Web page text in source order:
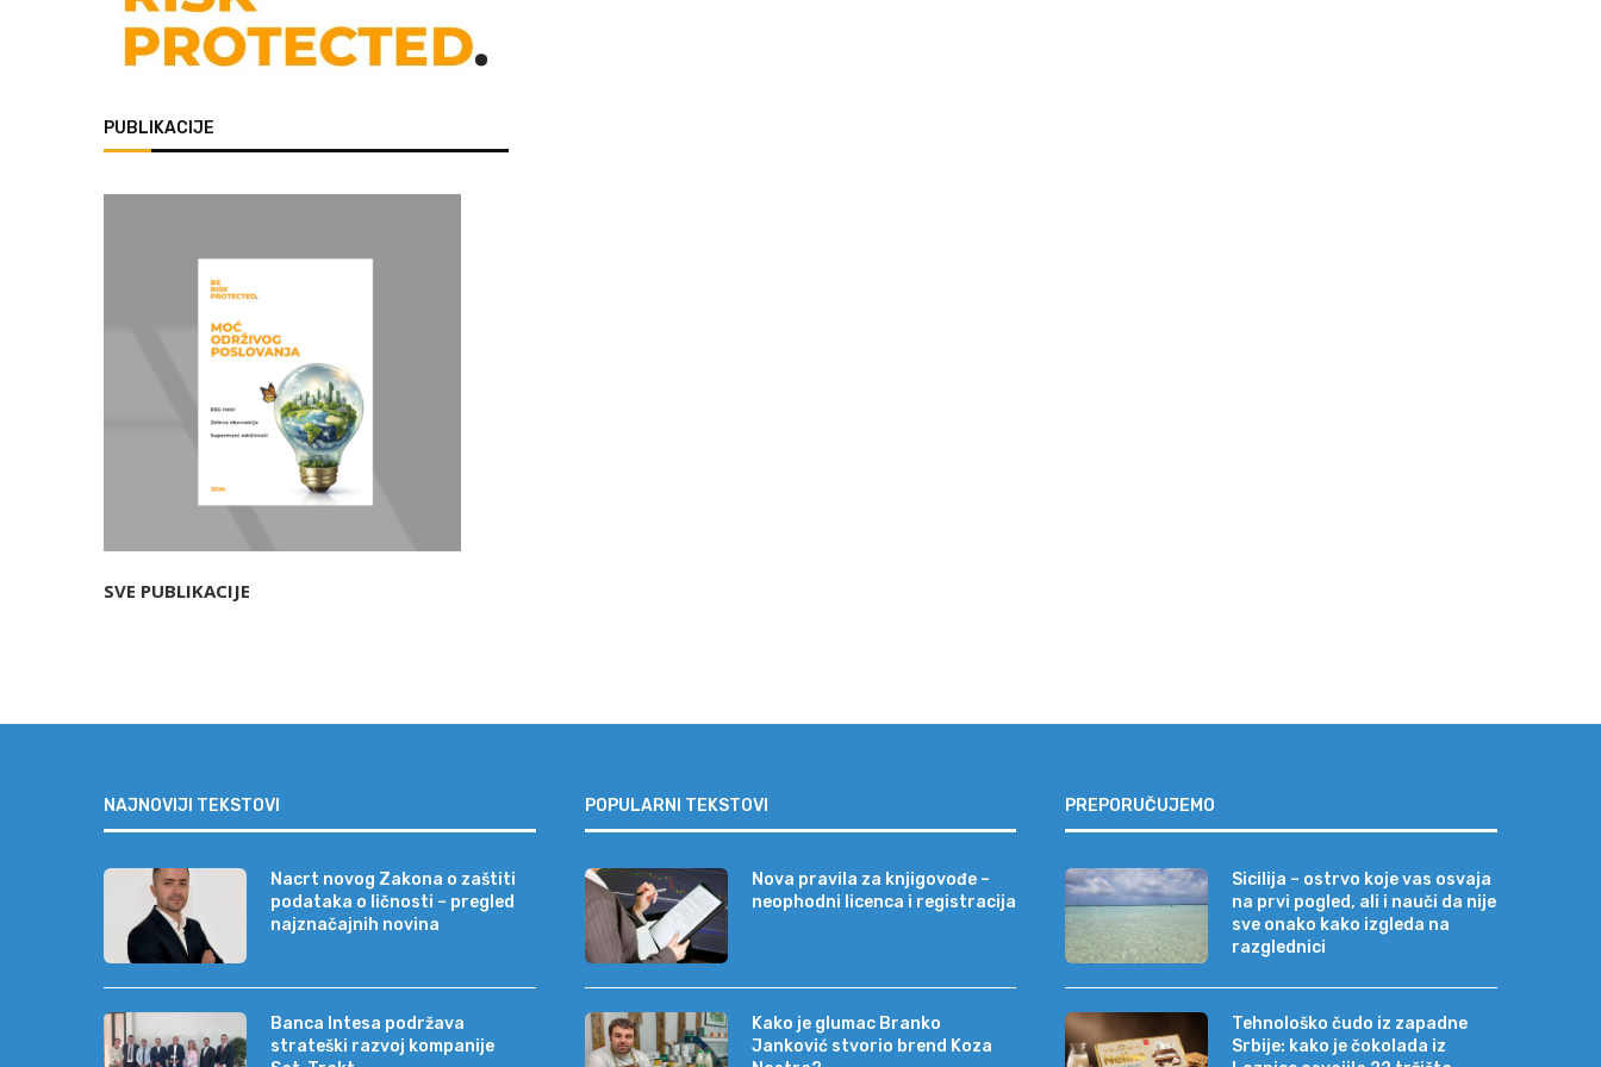
PUBLIKACIJE
SVE PUBLIKACIJE
NAJNOVIJI TEKSTOVI
Nacrt novog Zakona o zaštiti
podataka o ličnosti – pregled
najznačajnih novina
Banca Intesa podržava
strateški razvoj kompanije
POPULARNI TEKSTOVI
Nova pravila za knjigovođe –
neophodni licenca i registracija
Kako je glumac Branko
Janković stvorio brend Koza
PREPORUČUJEMO
Sicilija – ostrvo koje vas osvaja
na prvi pogled, ali i nauči da nije
sve onako kako izgleda na
razglednici
Tehnološko čudo iz zapadne
Srbije: kako je čokolada iz